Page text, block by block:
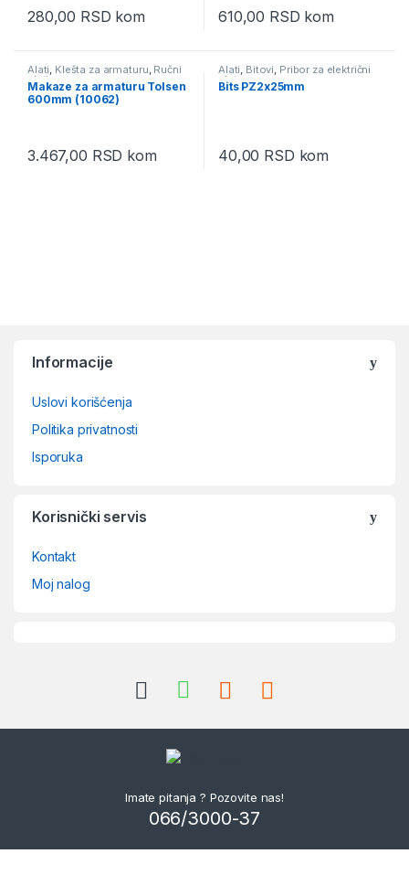
280,00 RSD kom 610,00 RSD kom
Alati, Klešta za armaturu, Ručni
alati
Makaze za armaturu Tolsen
600mm (10062)
3.467,00 RSD kom
Alati, Bitovi, Pribor za električni
alat
Bits PZ2x25mm
40,00 RSD kom
Informacije
Uslovi korišćenja
Politika privatnosti
Isporuka
Korisnički servis
Kontakt
Moj nalog
Imate pitanja ? Pozovite nas!
066/3000-37